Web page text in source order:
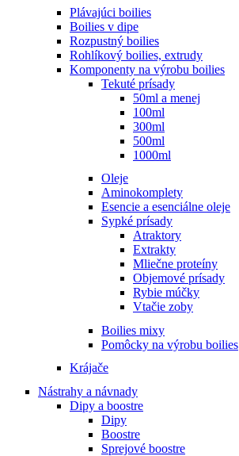
Plávajúci boilies
Boilies v dipe
Rozpustný boilies
Rohlíkový boilies, extrudy
Komponenty na výrobu boilies
Tekuté prísady
50ml a menej
100ml
300ml
500ml
1000ml
Oleje
Aminokomplety
Esencie a esenciálne oleje
Sypké prísady
Atraktory
Extrakty
Mliečne proteíny
Objemové prísady
Rybie múčky
Vtačie zoby
Boilies mixy
Pomôcky na výrobu boilies
Krájače
Nástrahy a návnady
Dipy a boostre
Dipy
Boostre
Sprejové boostre